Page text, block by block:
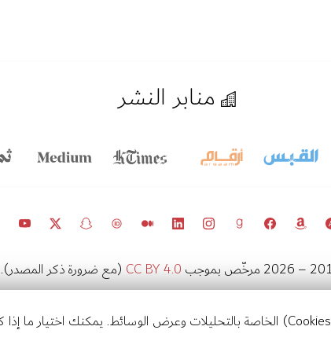
منابر النشر
CC BY 4.0 (مع ضرورة ذكر المصدر).
تواصل
إشعارات
إعدادات الخصوصية